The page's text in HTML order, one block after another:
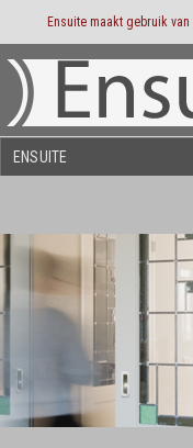
Ensuite maakt gebruik van
ENSUITE